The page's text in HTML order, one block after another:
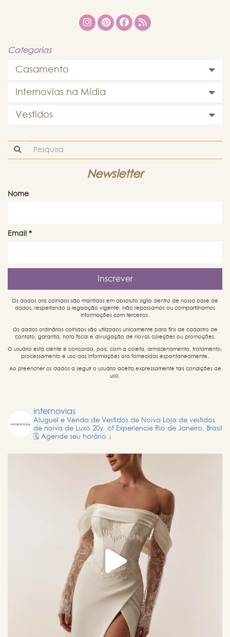
Categorias
Casamento
Internovias na Mídia
Vestidos
Newsletter
Nome
Email *
Os dados ora colhidos são mantidos em absoluto sigilo dentro de nossa base de
dados, respeitando a legislação vigente. Não repassamos ou compartilhamos
informações com terceiros.
Os dados ordinários colhidos são utilizados unicamente para fins de cadastro de
contato, garantia, nota fiscal e divulgação de novas coleções ou promoções.
O usuário está ciente e concorda, pois, com a coleta, armazenamento, tratamento,
processamento e uso das informações ora fornecidas espontaneamente.
Ao preencher os dados a seguir o usuário aceita expressamente tais condições de
uso.
internovias
Aluguel e Venda de Vestidos de Noiva Loja de vestidos
de noiva de Luxo 20y. of Experiencie Rio de Janeiro, Brasil
🗓️ Agende seu horário ↓